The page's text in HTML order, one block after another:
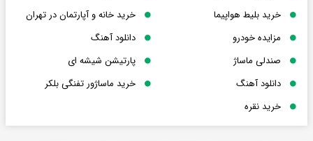
خرید بلیط هواپیما
خرید خانه و آپارتمان در تهران
مزایده خودرو
دانلود آهنگ
صندلی ماساژ
پارتیشن شیشه ای
دانلود آهنگ
خرید ماساژور تفنگی بلکر
خرید نقره